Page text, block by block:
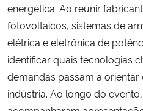
energética. Ao reunir
fotovoltaicos, sistemas de
elétrica e eletrônica de
identificar quais tecnologias
demandas passam a
indústria. Ao longo do